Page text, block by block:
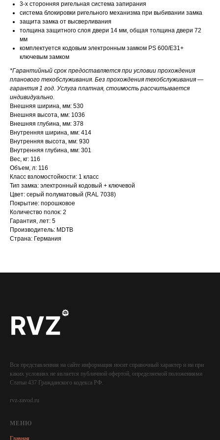
3-х сторонняя ригельная система запирания
система блокировки ригельного механизма при выбивании замка
защита замка от высверливания
толщина защитного слоя двери 14 мм, общая толщина двери 72
мм
комплектуется кодовым электронным замком PS 600/Е31+
ключевым замком
*Гарантийный срок предоставляется при условии прохождения
планового техобслуживания. Без прохождения техобслуживания —
гарантия 1 год. Услуга платная, стоимость рассчитывается
индивидуально.
Внешняя ширина, мм: 530
Внешняя высота, мм: 1036
Внешняя глубина, мм: 378
Внутренняя ширина, мм: 414
Внутренняя высота, мм: 930
Внутренняя глубина, мм: 301
Вес, кг: 116
Объем, л: 116
Класс взломостойкости: 1 класс
Тип замка: электронный кодовый + ключевой
Цвет: серый полуматовый (RAL 7038)
Покрытие: порошковое
Количество полок: 2
Гарантия, лет: 5
Производитель: MDTB
Страна: Германия
Вся представленная на сайте информация носит справочный характер и ни при
каких условиях не является публичной офертой, определяемой положениями
Статьи 437 Гражданского кодекса РФ.
rvz-zavod.ru
МЕНЮ
Главная